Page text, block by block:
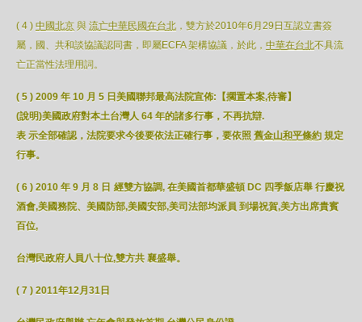
( 4 ) 中國北京 與 流亡中華民國在台北 ，雙方於2010年6月29日互認立書簽
屬，國、共和談協議認同書，即屬ECFA 架構協議，於此， 中華在台北不具流
亡正當性法理用詞。
( 5 ) 2009 年 10 月 5 日 美國聯邦最高法院宣佈: 【擱置本案,待審】
(說明)美國政府對本土台灣人 64 年的諸多行事， 不再抗辯.
表 示全部確認，法院要求今後要依法正確行事，要依照 舊金山和平條約 規定
行事。
( 6 ) 2010 年 9 月 8 日 經雙方協調, 在美國首都華盛頓 DC 四季飯店舉 行慶祝
酒會,美國務院、美國防部,美國安部,美司法部均派員 到場祝賀,美方出席貴賓
百位,
台灣民政府人員八十位,雙方共 襄盛舉。
( 7 ) 2011年12月31日